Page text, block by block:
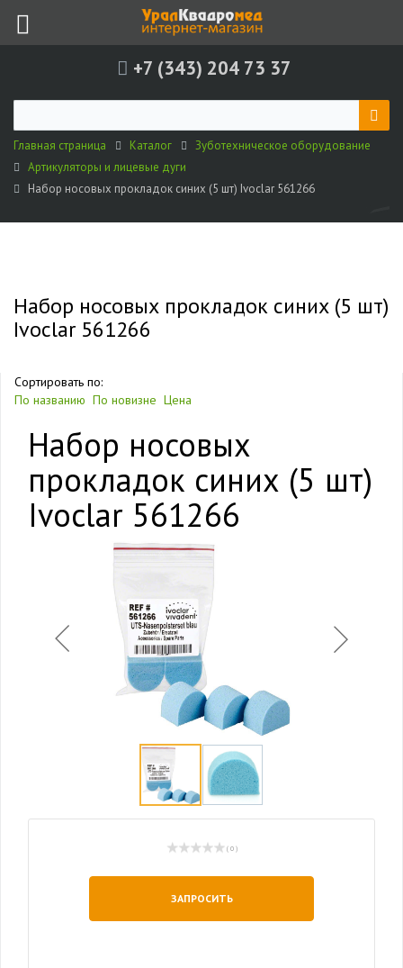
+7 (343) 204 73 37
Главная страница Каталог
Зуботехническое оборудование
Артикуляторы и лицевые дуги
Набор носовых прокладок синих (5 шт) Ivoclar 561266
Набор носовых прокладок синих (5 шт)
Ivoclar 561266
Сортировать по:
По названию По новизне Цена
Набор носовых
прокладок синих (5 шт)
Ivoclar 561266
( 0 )
ЗАПРОСИТЬ